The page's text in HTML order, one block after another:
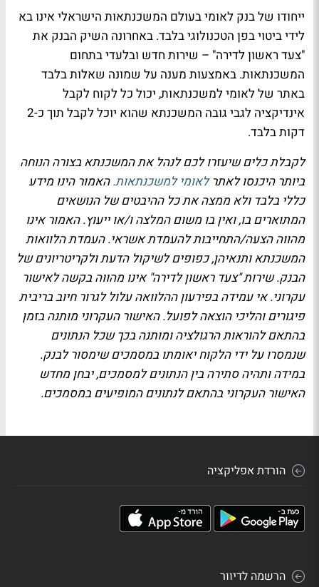
ייחודו של בנק לאומי בעולם המשכנתאות הישראלי אינו בא
לידי ביטוי בפן הטכנולוגי בלבד. באחרונה השיק הבנק את
"צעד ראשון לדירה" – שירות חדש ובלעדי בתחום
המשכנתאות. באמצעות מענה על שמונה שאלות בלבד
באתר של לאומי למשכנתאות, יכול כל לקוח לקבל
אינדיקציה לגבי גובה המשכנתא שהוא יוכל לקבל תוך כ-2
דקות בלבד.
לקבלת כלים שיעזרו לכם לנהל את המשכנתא בצורה הנוחה
ביותר היכנסו לאתרלאומי למשכנתאות.האמור הינו מידע
כללי בלבד ולא ממצה את כל ההיבטים של הנושאים
המתוארים בו, ואין בו משום המלצה ו/או ייעוץ. האמור אינו
מהווה הצעה/התחייבות להעמדת אשראי. העמדת הלוואות
המשכנתא ותנאיהן, כפופים לשיקול הדעת ולקריטריונים של
הבנק. שירות "צעד ראשון לדירה" אינו מהווה בקשה לאישור
עקרוני. אי עמידה בפירעון ההלוואה עלול לגרור חיוב בריבית
פיגורים והליכי הוצאה לפועל. האישור העקרוני מותנה בזמן
בהתאם להוראות הרגולציה ומותנה בכך שכל הנתונים
שנמסרו על ידי הלקוח יאומתו במסמכים שימסור לבנק.
במידה ותהיה סתירה בין הנתונים למסמכים, יבחן מחדש
האישור העקרוני בהתאם לנתונים המופיעים במסמכים.
הורדת אפליקציה
הרשמה לדיוור